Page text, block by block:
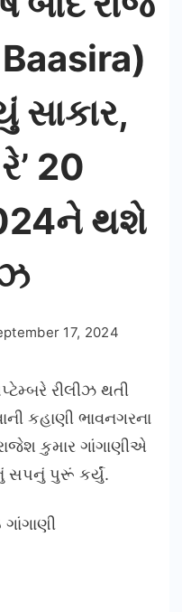
Baasira)
સાકાર,
20
થશે
17, 2024
રીલીઝ થતી
કહાણી ભાવનગરના
કુમાર ગાંગાણીએ
સપનું પુરૂં કર્યું.